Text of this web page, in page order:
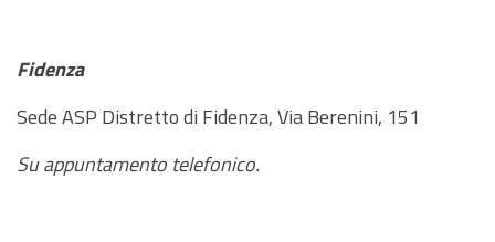
Fidenza
Sede ASP Distretto di Fidenza, Via Berenini, 151
Su appuntamento telefonico.